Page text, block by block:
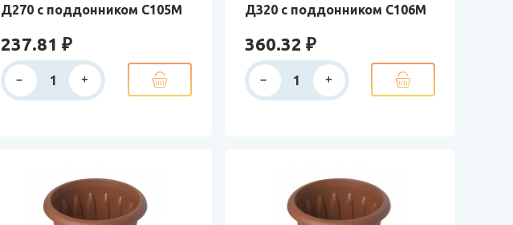
Д270 с поддонником С105М
237.81 ₽
Д320 с поддонником С106М
360.32 ₽